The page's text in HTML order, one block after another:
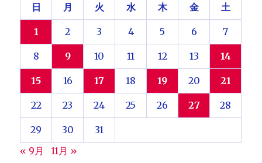
日 月 火 水 木 金 土
1 2 3 4 5 6 7
8 9 10 11 12 13 14
15 16 17 18 19 20 21
22 23 24 25 26 27 28
29 30
31
« 9月
11月 »